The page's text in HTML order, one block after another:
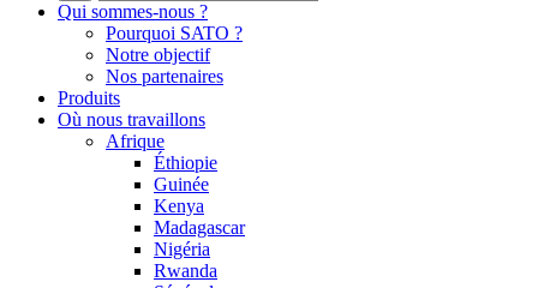
Qui sommes-nous ?
Pourquoi SATO ?
Notre objectif
Nos partenaires
Produits
Où nous travaillons
Afrique
Éthiopie
Guinée
Kenya
Madagascar
Nigéria
Rwanda